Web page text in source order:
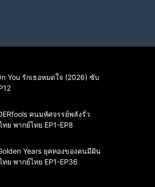
You รักเธอหมดใจ (2026) ซับ
คนมหัศจรรย์พลังรั่ว
ย พากย์ไทย EP1-EP8
Years ยุคทองของคนมีฝัน
ย พากย์ไทย EP1-EP36